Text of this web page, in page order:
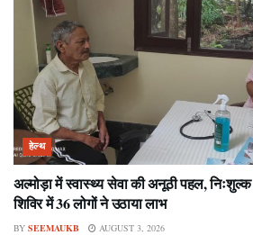
हेल्थ
अल्मोड़ा में स्वास्थ्य सेवा की अनूठी पहल, निःशुल्क
शिविर में 36 लोगों ने उठाया लाभ
BY SEEMAUKB AUGUST 3, 2026